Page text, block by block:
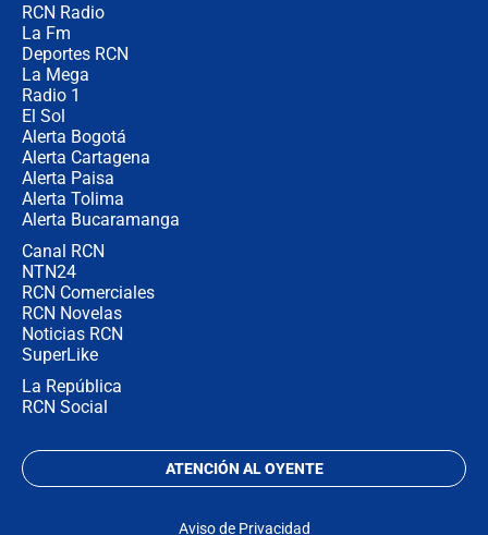
RCN Radio
La Fm
Deportes RCN
La Mega
Radio 1
El Sol
Alerta Bogotá
Alerta Cartagena
Alerta Paisa
Alerta Tolima
Alerta Bucaramanga
Canal RCN
NTN24
RCN Comerciales
RCN Novelas
Noticias RCN
SuperLike
La República
RCN Social
ATENCIÓN AL OYENTE
Aviso de Privacidad